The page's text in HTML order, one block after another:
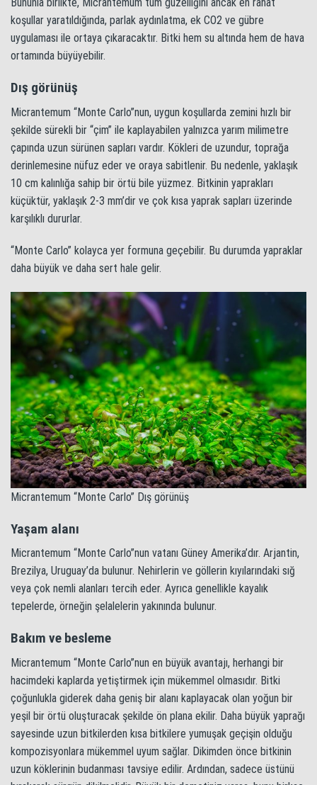
koşullar yaratıldığında, parlak aydınlatma, ek CO2 ve gübre
uygulaması ile ortaya çıkaracaktır. Bitki hem su altında hem de hava
ortamında büyüyebilir.
Dış görünüş
Micrantemum “Monte Carlo”nun, uygun koşullarda zemini hızlı bir
şekilde sürekli bir “çim” ile kaplayabilen yalnızca yarım milimetre
çapında uzun sürünen sapları vardır. Kökleri de uzundur, toprağa
derinlemesine nüfuz eder ve oraya sabitlenir. Bu nedenle, yaklaşık
10 cm kalınlığa sahip bir örtü bile yüzmez. Bitkinin yaprakları
küçüktür, yaklaşık 2-3 mm’dir ve çok kısa yaprak sapları üzerinde
karşılıklı dururlar.
“Monte Carlo” kolayca yer formuna geçebilir. Bu durumda yapraklar
daha büyük ve daha sert hale gelir.
Micrantemum “Monte Carlo” Dış görünüş
Yaşam alanı
Micrantemum “Monte Carlo”nun vatanı Güney Amerika’dır. Arjantin,
Brezilya, Uruguay’da bulunur. Nehirlerin ve göllerin kıyılarındaki sığ
veya çok nemli alanları tercih eder. Ayrıca genellikle kayalık
tepelerde, örneğin şelalelerin yakınında bulunur.
Bakım ve besleme
Micrantemum “Monte Carlo”nun en büyük avantajı, herhangi bir
hacimdeki kaplarda yetiştirmek için mükemmel olmasıdır. Bitki
çoğunlukla giderek daha geniş bir alanı kaplayacak olan yoğun bir
yeşil bir örtü oluşturacak şekilde ön plana ekilir. Daha büyük yaprağı
sayesinde uzun bitkilerden kısa bitkilere yumuşak geçişin olduğu
kompozisyonlara mükemmel uyum sağlar. Dikimden önce bitkinin
uzun köklerinin budanması tavsiye edilir. Ardından, sadece üstünü